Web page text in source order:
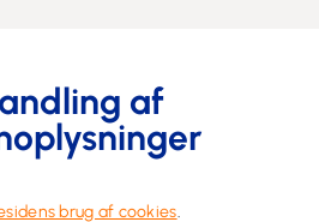
af
brug af cookies.